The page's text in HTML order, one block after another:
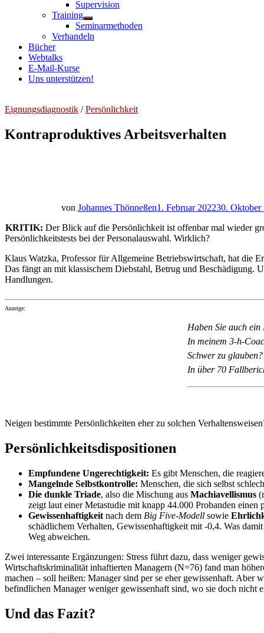
Supervision
Training
Untermenü
anzeigen
Seminarmethoden
Verhandeln
Bücher
Webtalks
E-Mail-Kurse
Uns unterstützen!
Eignungsdiagnostik /Persönlichkeit
Kontraproduktives Arbeitsverhalten
von Johannes Thönneßen1. Februar 202230. Oktober
KRITIK: Der Blick auf die Persönlichkeit ist offenbar mal wieder
Persönlichkeitstests bei der Personalauswahl. Wirklich?
Klaus Watzka, Professor für Allgemeine Betriebswirtschaft, hat die
Das fängt an mit klassischem Diebstahl, Betrug und Beschädigung.
Handlungen.
Anzeige:
Haben Sie auch ein
In meinem 3-h-
Schwer zu glauben?
In über 70
Neigen bestimmte Persönlichkeiten eher zu solchen
Persönlichkeitsdispositionen
Empfundene Ungerechtigkeit: Es gibt Menschen, die
Mangelnde Selbstkontrolle: Menschen, die sich selbst
Die dunkle Triade, also die Mischung aus Machiavellismus
zeigt laut einer Metastudie mit knapp 44.000 Probanden
Gewissenhaftigkeit nach dem Big Five-Modell sowie
schädlichem Verhalten, Gewissenhaftigkeit mit -0,4. Was
Weg abweichen.
Zwei interessante Ergänzungen: Stress führt dazu, dass weniger
Wirtschaftskriminalität inhaftierten Managern (N=76) fand man
machen – soll heißen: Manager sind per se eher gewissenhaft.
befindlichen Manager weniger gewissenhaft sind, wo sie doch
Und das Fazit?